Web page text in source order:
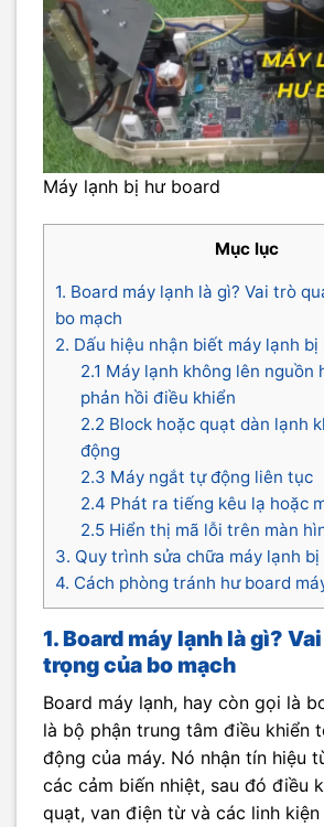
Máy lạnh bị hư board
Mục lục
1. Board máy lạnh là gì? Vai trò
bo mạch
2. Dấu hiệu nhận biết máy lạnh bị
2.1 Máy lạnh không lên nguồn
phản hồi điều khiển
2.2 Block hoặc quạt dàn lạnh
động
2.3 Máy ngắt tự động liên tục
2.4 Phát ra tiếng kêu lạ hoặc
2.5 Hiển thị mã lỗi trên màn
3. Quy trình sửa chữa máy lạnh bị
4. Cách phòng tránh hư board
1. Board máy lạnh là gì?
trọng của bo mạch
Board máy lạnh, hay còn gọi là
là bộ phận trung tâm điều khiển
động của máy. Nó nhận tín hiệu
các cảm biến nhiệt, sau đó điều
quạt, van điện từ và các linh